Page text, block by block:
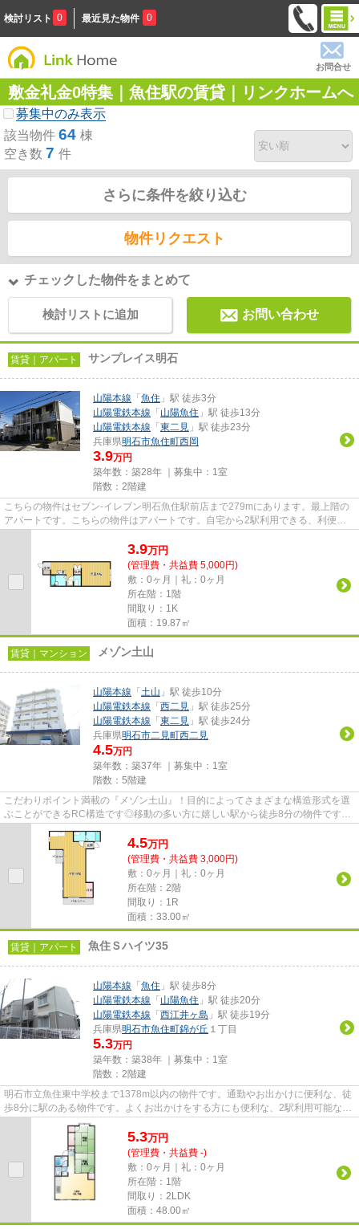
検討リスト 0 最近見た物件 0
お問合せ
敷金礼金0特集｜魚住駅の賃貸｜リンクホームへ
募集中のみ表示
該当物件 64 棟
空き数 7 件
さらに条件を絞り込む
物件リクエスト
チェックした物件をまとめて
検討リストに追加 お問い合わせ
賃貸｜アパート サンプレイス明石
山陽本線 「 魚住 」駅 徒歩3分
山陽電鉄本線 「 山陽魚住 」駅 徒歩13分
山陽電鉄本線 「 東二見 」駅 徒歩23分
兵庫県明石市魚住町西岡
3.9万円
築年数：築28年 ｜募集中： 1室
階数：2階建
こちらの物件はセブン-イレブン明石魚住駅前店まで279mにあります。最上階の
アパートです。こちらの物件はアパートです。自宅から2駅利用できる、利便性
3.9万円
(管理費・共益費 5,000円)
敷：0ヶ月｜礼：0ヶ月
所在階：1階
間取り：1K
面積：19.87㎡
賃貸｜マンション メゾン土山
山陽本線 「 土山 」駅 徒歩10分
山陽電鉄本線 「 西二見 」駅 徒歩25分
山陽電鉄本線 「 東二見 」駅 徒歩24分
兵庫県明石市二見町西二見
4.5万円
築年数：築37年 ｜募集中： 1室
階数：5階建
こだわりポイント満載の『メゾン土山』！目的によってさまざまな構造形式を選
ぶことができるRC構造です◎移動の多い方に嬉しい駅から徒歩8分の物件です◎
4.5万円
(管理費・共益費 3,000円)
敷：0ヶ月｜礼：0ヶ月
所在階：2階
間取り：1R
面積：33.00㎡
賃貸｜アパート 魚住Ｓハイツ35
山陽本線 「 魚住 」駅 徒歩8分
山陽電鉄本線 「 山陽魚住 」駅 徒歩20分
山陽電鉄本線 「 西江井ヶ島 」駅 徒歩19分
兵庫県明石市魚住町錦が丘 １丁目
5.3万円
築年数：築38年 ｜募集中： 1室
階数：2階建
明石市立魚住東中学校まで1378m以内の物件です。通勤やお出かけに便利な、徒
歩8分に駅のある物件です。よくお出かけをする方にも便利な、2駅利用可能な物
件です。こちらの物件はアパー...
5.3万円
(管理費・共益費 -)
敷：0ヶ月｜礼：0ヶ月
所在階：1階
間取り：2LDK
面積：48.00㎡